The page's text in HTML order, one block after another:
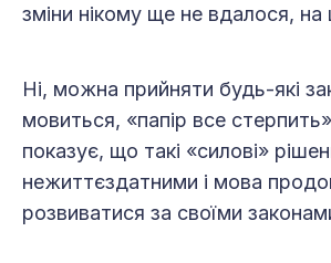
зміни нікому ще не вдалося, на
Ні, можна прийняти будь-які
мовиться, «папір все
показує, що такі «силові»
нежиттєздатними і мова
розвиватися за своїми